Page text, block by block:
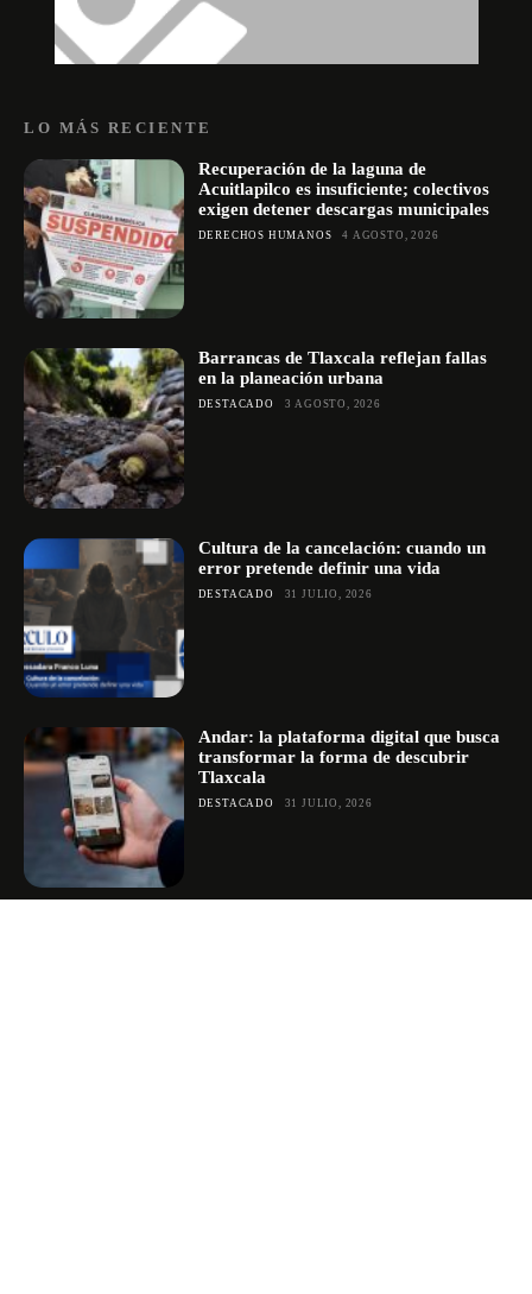
LO MÁS RECIENTE
Recuperación de la laguna de
Acuitlapilco es insuficiente; colectivos
exigen detener descargas municipales
DERECHOS HUMANOS 4 AGOSTO, 2026
Barrancas de Tlaxcala reflejan fallas
en la planeación urbana
DESTACADO 3 AGOSTO, 2026
Cultura de la cancelación: cuando un
error pretende definir una vida
DESTACADO 31 JULIO, 2026
Andar: la plataforma digital que busca
transformar la forma de descubrir
Tlaxcala
DESTACADO 31 JULIO, 2026